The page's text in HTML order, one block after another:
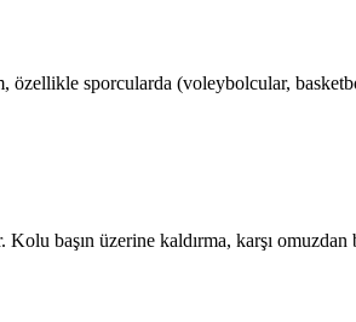
özellikle sporcularda (voleybolcular,
başın üzerine kaldırma, karşı omuzdan